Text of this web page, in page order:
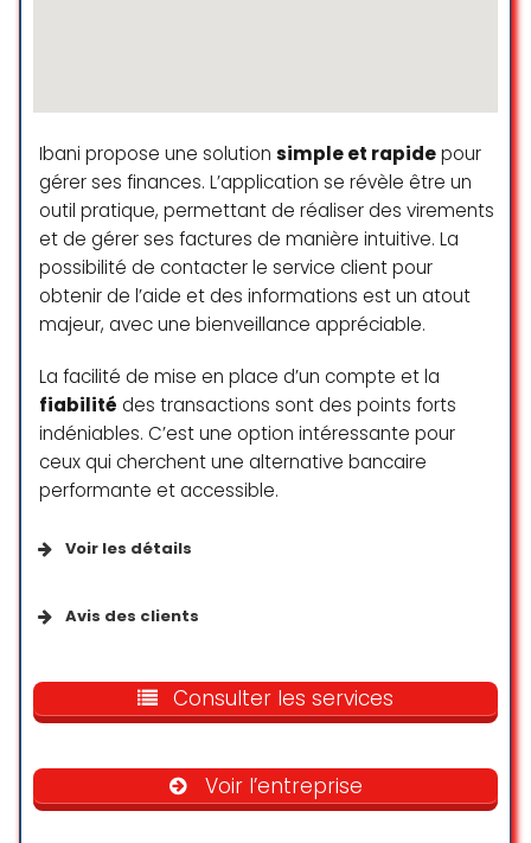
Ibani propose une solution simple et rapidepour
gérer ses finances. L’application se révèle être un
outil pratique, permettant de réaliser des virements
et de gérer ses factures de manière intuitive. La
possibilité de contacter le service client pour
obtenir de l’aide et des informations est un atout
majeur, avec une bienveillance appréciable.
La facilité de mise en place d’un compte et la
fiabilité des transactions sont des points forts
indéniables. C’est une option intéressante pour
ceux qui cherchent une alternative bancaire
performante et accessible.
Voir les détails
Avis des clients
moment. J’ai juste eu besoin de
relancer plusieurs fois l’application
nécessaire à la création du
compte.
Consulter les services
Voir l’entreprise